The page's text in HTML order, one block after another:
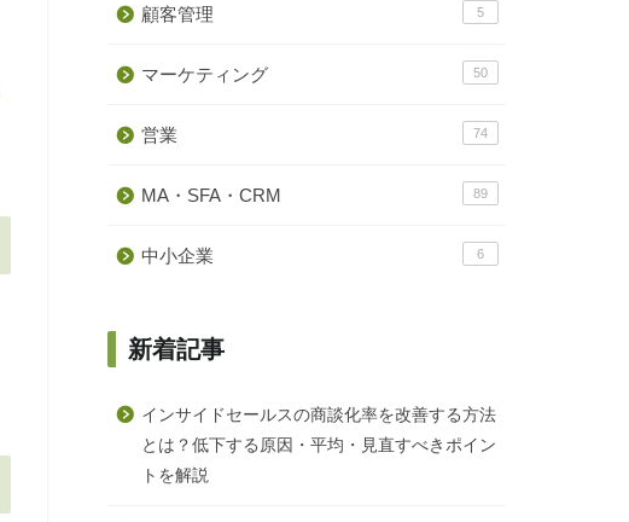
顧客管理 5
マーケティング 50
営業 74
MA・SFA・CRM 89
中小企業 6
新着記事
インサイドセールスの商談化率を改善する方法
とは？低下する原因・平均・見直すべきポイン
トを解説